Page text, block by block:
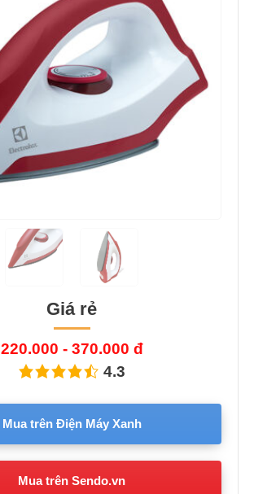
Giá rẻ
220.000 - 370.000 đ
4.3
Mua trên Điện Máy Xanh
Mua trên Sendo.vn